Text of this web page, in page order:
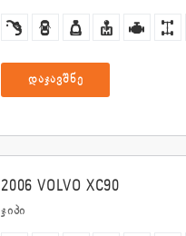
დაჯავშნე
2006 VOLVO XC90
ჯიპი